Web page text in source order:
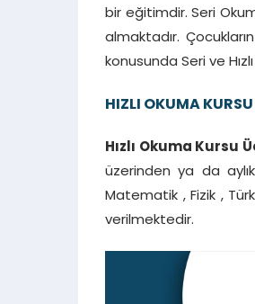
bir eğitimdir. Seri
almaktadır.
konusunda Seri ve
HIZLI OKUMA
Hızlı Okuma Kursu
üzerinden ya da
Matematik , Fizik ,
verilmektedir.